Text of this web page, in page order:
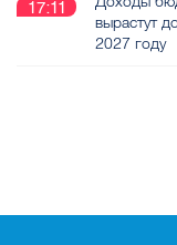
17:11
вырастут
2027 году